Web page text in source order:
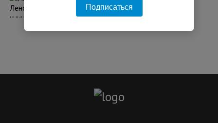
поврежден склад у Красного Бора
06:18 04.08.2026
Подписаться